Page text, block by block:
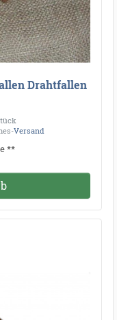
Drahtfallen
Versand
**